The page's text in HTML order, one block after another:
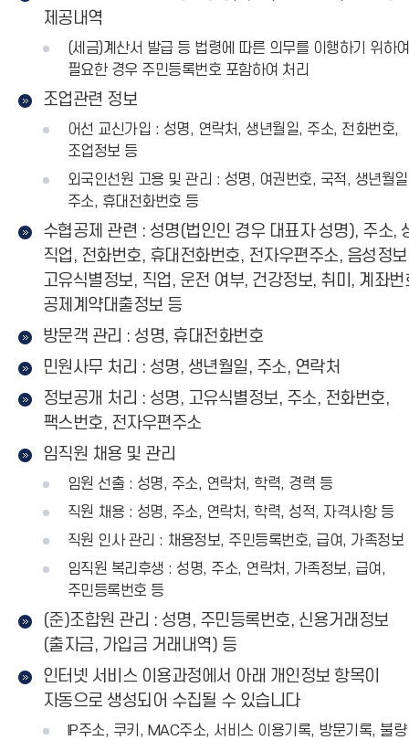
제공내역
(세금)계산서 발급 등 법령에 따른 의무를 이행하기 위하여
필요한 경우 주민등록번호 포함하여 처리
조업관련 정보
어선 교신가입 : 성명, 연락처, 생년월일, 주소, 전화번호,
조업정보 등
외국인선원 고용 및 관리 : 성명, 여권번호, 국적, 생년월
주소, 휴대전화번호 등
수협공제 관련 : 성명(법인인 경우 대표자 성명), 주소,
직업, 전화번호, 휴대전화번호, 전자우편주소, 음성정
고유식별정보, 직업, 운전 여부, 건강정보, 취미, 계좌번
공제계약대출정보 등
방문객 관리 : 성명, 휴대전화번호
민원사무 처리 : 성명, 생년월일, 주소, 연락처
정보공개 처리 : 성명, 고유식별정보, 주소, 전화번호,
팩스번호, 전자우편주소
임직원 채용 및 관리
임원 선출 : 성명, 주소, 연락처, 학력, 경력 등
직원 채용 : 성명, 주소, 연락처, 학력, 성적, 자격사항 등
직원 인사 관리 : 채용정보, 주민등록번호, 급여, 가족정보
임직원 복리후생 : 성명, 주소, 연락처, 가족정보, 급여,
주민등록번호 등
(준)조합원 관리 : 성명, 주민등록번호, 신용거래정보
(출자금, 가입금 거래내역) 등
인터넷 서비스 이용과정에서 아래 개인정보 항목이
자동으로 생성되어 수집될 수 있습니다
IP주소, 쿠키, MAC주소, 서비스 이용기록, 방문기록, 불량